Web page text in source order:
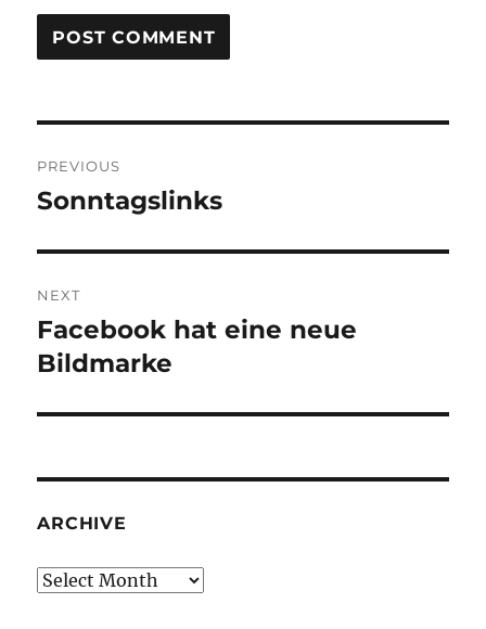
navigation
PREVIOUS
Previous
Sonntagslinks
NEXT
Next
post:
Facebook hat eine neue
Bildmarke
ARCHIVE
Archive